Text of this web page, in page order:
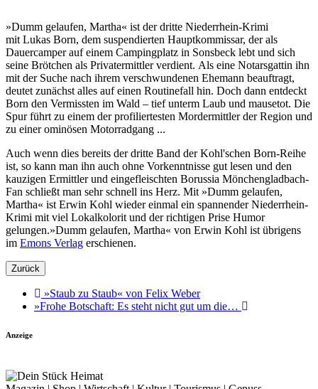
»Dumm gelaufen, Martha« ist der dritte Niederrhein-Krimi
mit Lukas Born, dem suspendierten Hauptkommissar, der als
Dauercamper auf einem Campingplatz in Sonsbeck lebt und sich
seine Brötchen als Privatermittler verdient. Als eine Notarsgattin ihn
mit der Suche nach ihrem verschwundenen Ehemann beauftragt,
deutet zunächst alles auf einen Routinefall hin. Doch dann entdeckt
Born den Vermissten im Wald – tief unterm Laub und mausetot. Die
Spur führt zu einem der profiliertesten Mordermittler der Region und
zu einer ominösen Motorradgang ...
Auch wenn dies bereits der dritte Band der Kohl'schen Born-Reihe
ist, so kann man ihn auch ohne Vorkenntnisse gut lesen und den
kauzigen Ermittler und eingefleischten Borussia Mönchengladbach-
Fan schließt man sehr schnell ins Herz. Mit »Dumm gelaufen,
Martha« ist Erwin Kohl wieder einmal ein spannender Niederrhein-
Krimi mit viel Lokalkolorit und der richtigen Prise Humor
gelungen.»Dumm gelaufen, Martha« von Erwin Kohl ist übrigens
im Emons Verlag erschienen.
Zurück
»Staub zu Staub« von Felix Weber
»Frohe Botschaft: Es steht nicht gut um die…
Anzeige